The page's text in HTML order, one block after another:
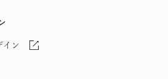
イン